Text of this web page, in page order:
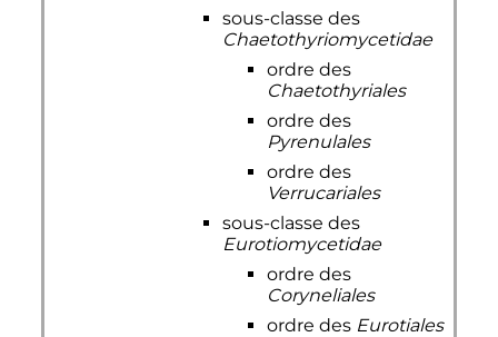
sous-classe des
Chaetothyriomycetidae
ordre des
Chaetothyriales
ordre des
Pyrenulales
ordre des
Verrucariales
sous-classe des
Eurotiomycetidae
ordre des
Coryneliales
ordre des Eurotiales